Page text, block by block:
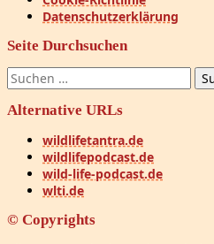
Datenschutzerklärung
Seite Durchsuchen
Suchen
nach:
Alternative URLs
wildlifetantra.de
wildlifepodcast.de
wild-life-podcast.de
wlti.de
© Copyrights